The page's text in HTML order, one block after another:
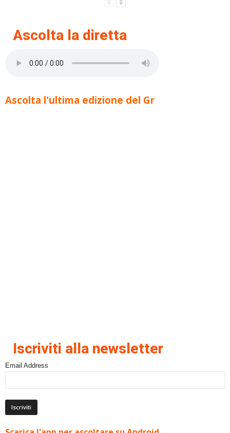
Ascolta la diretta
Ascolta l'ultima edizione del Gr
Iscriviti alla newsletter
Email Address